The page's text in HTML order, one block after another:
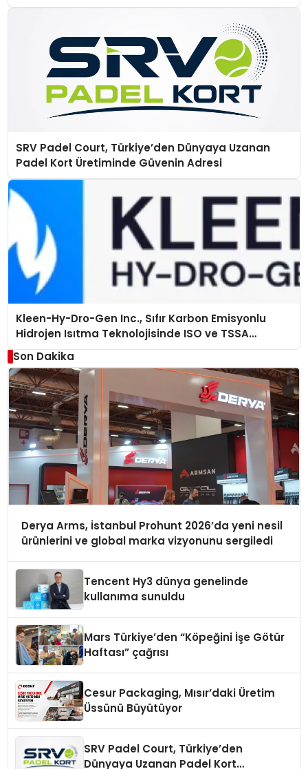
SRV Padel Court, Türkiye’den Dünyaya Uzanan
Padel Kort Üretiminde Güvenin Adresi
Kleen-Hy-Dro-Gen Inc., Sıfır Karbon Emisyonlu
Hidrojen Isıtma Teknolojisinde ISO ve TSSA
Düzenleyici Onaylarını Aldı
Son Dakika
Derya Arms, İstanbul Prohunt 2026’da yeni nesil
ürünlerini ve global marka vizyonunu sergiledi
Tencent Hy3 dünya genelinde
kullanıma sunuldu
Mars Türkiye’den “Köpeğini İşe Götür
Haftası” çağrısı
Cesur Packaging, Mısır’daki Üretim
Üssünü Büyütüyor
SRV Padel Court, Türkiye’den
Dünyaya Uzanan Padel Kort